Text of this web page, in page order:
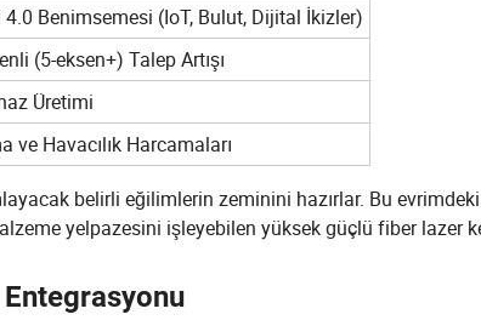
4.0 Benimsemesi (IoT, Bulut, Dijital İkizler)
(5-eksen+) Talep Artışı
Üretimi
ve Havacılık Harcamaları
belirli eğilimlerin zeminini hazırlar. Bu
yelpazesini işleyebilen yüksek güçlü fiber lazer
Entegrasyonu